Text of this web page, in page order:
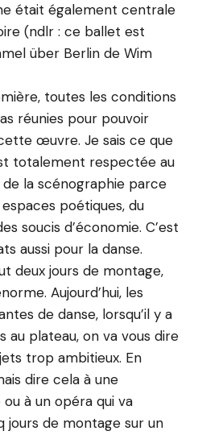
était également centrale
(ndlr : ce ballet est
über Berlin de Wim
toutes les conditions
réunies pour pouvoir
œuvre. Je sais ce que
totalement respectée au
la scénographie parce
poétiques, du
soucis d’économie. C’est
aussi pour la danse.
deux jours de montage,
Aujourd’hui, les
de danse, lorsqu’il y a
au plateau, on va vous dire
trop ambitieux. En
dire cela à une
à un opéra qui va
jours de montage sur un